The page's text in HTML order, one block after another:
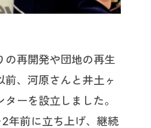
の再開発や団地の再生
前、河原さんと井土ヶ
ーを設立しました。
年前に立ち上げ、継続